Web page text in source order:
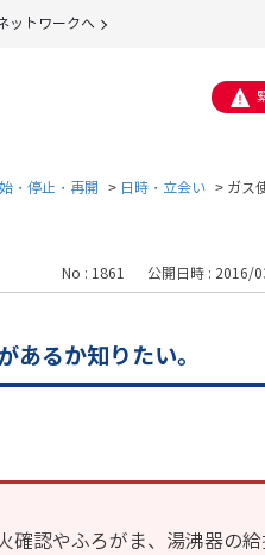
ットワークへ
・停止・再開 > 日時・立会い > ガス
No : 1861 公開日時 : 2016/
るか知りたい。
認やふろがま、湯沸器の